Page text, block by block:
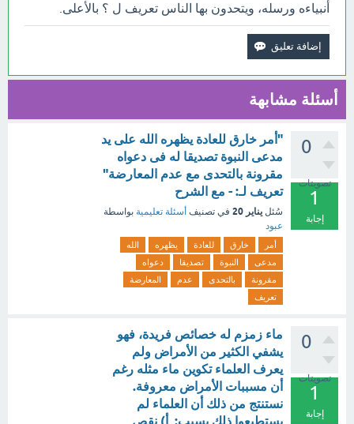
أنبياءه ورسله، ويتحدون بها الناس تعريف ل ؟ بالأعلى.
أسئلة مشابهة
0
تصويتات
1
إجابة
"أمر خارق للعادة يظهره الله على يد
مدعى النبوة تصديقا له فى دعواه
مقرونة بالتحدى مع عدم المعارضة"
تعريف لـ: - مع الشرح
سُئل يناير 20 في تصنيف أسئلة تعليمية بواسطة
عبود
أمر خارق للعادة يظهره
الله
مدعى
النبوة تصديقا
دعواه
مقرونة
بالتحدى عدم
المعارضة
تعريف
0
تصويتات
1
إجابة
ماء زمزم له خصائص فريدة، فهو
يشفي الكثير من الأمراض ولم
يعرف العلماء تكوين ماء مثله رغم
أن مسببات الأمراض معروفة.
نستنتج من ذلك أن العلماء لم